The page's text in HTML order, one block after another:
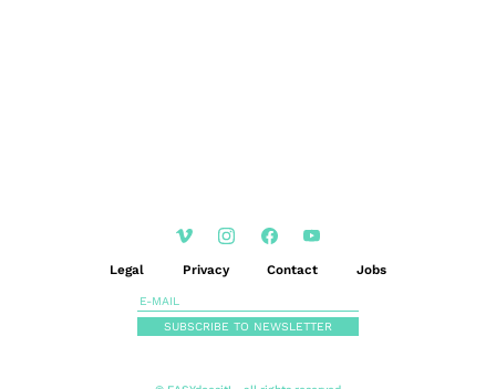
Legal Privacy Contact Jobs
SUBSCRIBE TO NEWSLETTER